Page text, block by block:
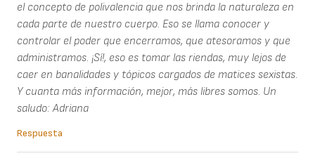
el concepto de polivalencia que nos brinda la naturaleza en
cada parte de nuestro cuerpo. Eso se llama conocer y
controlar el poder que encerramos, que atesoramos y que
administramos. ¡Sí!, eso es tomar las riendas, muy lejos de
caer en banalidades y tópicos cargados de matices sexistas.
Y cuanta más información, mejor, más libres somos. Un
saludo: Adriana
Respuesta